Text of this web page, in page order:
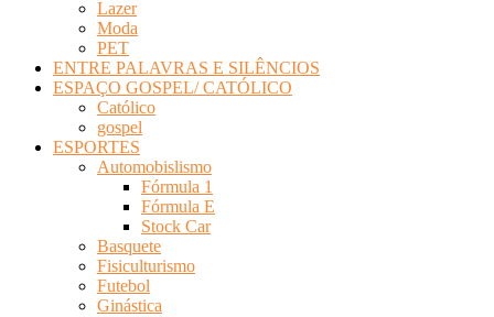
Lazer
Moda
PET
ENTRE PALAVRAS E SILÊNCIOS
ESPAÇO GOSPEL/ CATÓLICO
Católico
gospel
ESPORTES
Automobislismo
Fórmula 1
Fórmula E
Stock Car
Basquete
Fisiculturismo
Futebol
Ginástica